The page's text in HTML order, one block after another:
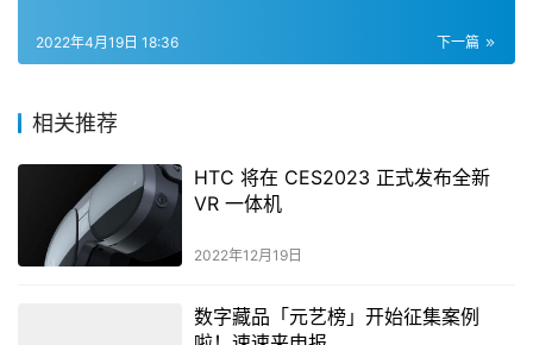
下一篇
2022年4月19日 18:36
相关推荐
HTC 将在 CES2023 正式发布全新
VR 一体机
2022年12月19日
数字藏品「元艺榜」开始征集案例